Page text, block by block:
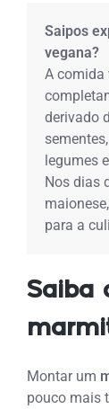
Saipos
vegana?
A comida
derivado
legumes
Nos dias
para a
Saiba
Montar um
pouco mais